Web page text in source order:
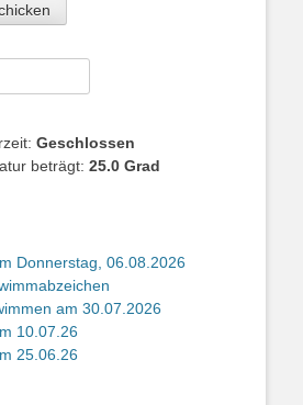
Geschlossen
beträgt: 25.0 Grad
Donnerstag, 06.08.2026
am 30.07.2026
10.07.26
25.06.26